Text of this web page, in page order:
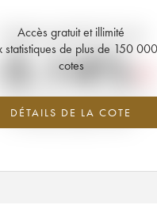
Accès gratuit et illimité
statistiques de plus de 150 000
cotes
DÉTAILS DE LA COTE
Tendance actuelle de la cote
à la baisse du millésime 1952
en 2026 par rapport à 2025